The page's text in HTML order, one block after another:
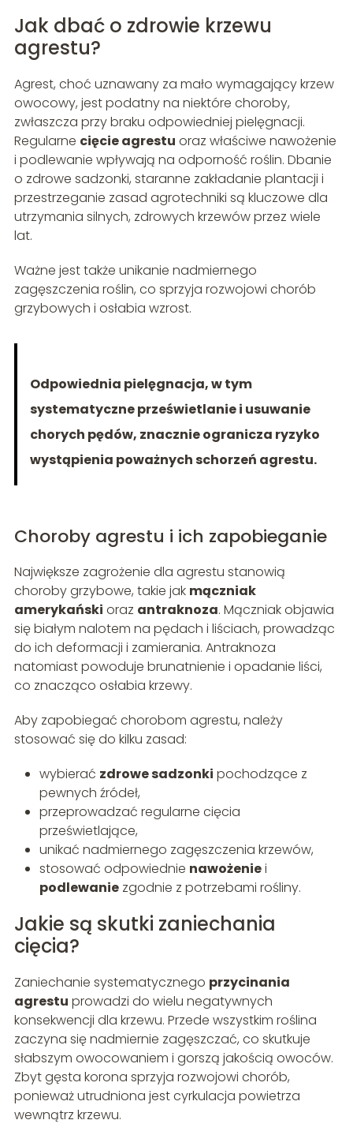
Jak dbać o zdrowie krzewu
agrestu?
Agrest, choć uznawany za mało wymagający krzew
owocowy, jest podatny na niektóre choroby,
zwłaszcza przy braku odpowiedniej pielęgnacji.
Regularne cięcie agrestu oraz właściwe nawożenie
i podlewanie wpływają na odporność roślin. Dbanie
o zdrowe sadzonki, staranne zakładanie plantacji i
przestrzeganie zasad agrotechniki są kluczowe dla
utrzymania silnych, zdrowych krzewów przez wiele
lat.
Ważne jest także unikanie nadmiernego
zagęszczenia roślin, co sprzyja rozwojowi chorób
grzybowych i osłabia wzrost.
Odpowiednia pielęgnacja, w tym
systematyczne prześwietlanie i usuwanie
chorych pędów, znacznie ogranicza ryzyko
wystąpienia poważnych schorzeń agrestu.
Choroby agrestu i ich zapobieganie
Największe zagrożenie dla agrestu stanowią
choroby grzybowe, takie jak mączniak
amerykański oraz antraknoza. Mączniak objawia
się białym nalotem na pędach i liściach, prowadząc
do ich deformacji i zamierania. Antraknoza
natomiast powoduje brunatnienie i opadanie liści,
co znacząco osłabia krzewy.
Aby zapobiegać chorobom agrestu, należy
stosować się do kilku zasad:
wybierać zdrowe sadzonki pochodzące z
pewnych źródeł,
przeprowadzać regularne cięcia
prześwietlające,
unikać nadmiernego zagęszczenia krzewów,
stosować odpowiednie nawożeniei
podlewaniezgodnie z potrzebami rośliny.
Jakie są skutki zaniechania
cięcia?
Zaniechanie systematycznego przycinania
agrestu prowadzi do wielu negatywnych
konsekwencji dla krzewu. Przede wszystkim roślina
zaczyna się nadmiernie zagęszczać, co skutkuje
słabszym owocowaniem i gorszą jakością owoców.
Zbyt gęsta korona sprzyja rozwojowi chorób,
ponieważ utrudniona jest cyrkulacja powietrza
wewnątrz krzewu.